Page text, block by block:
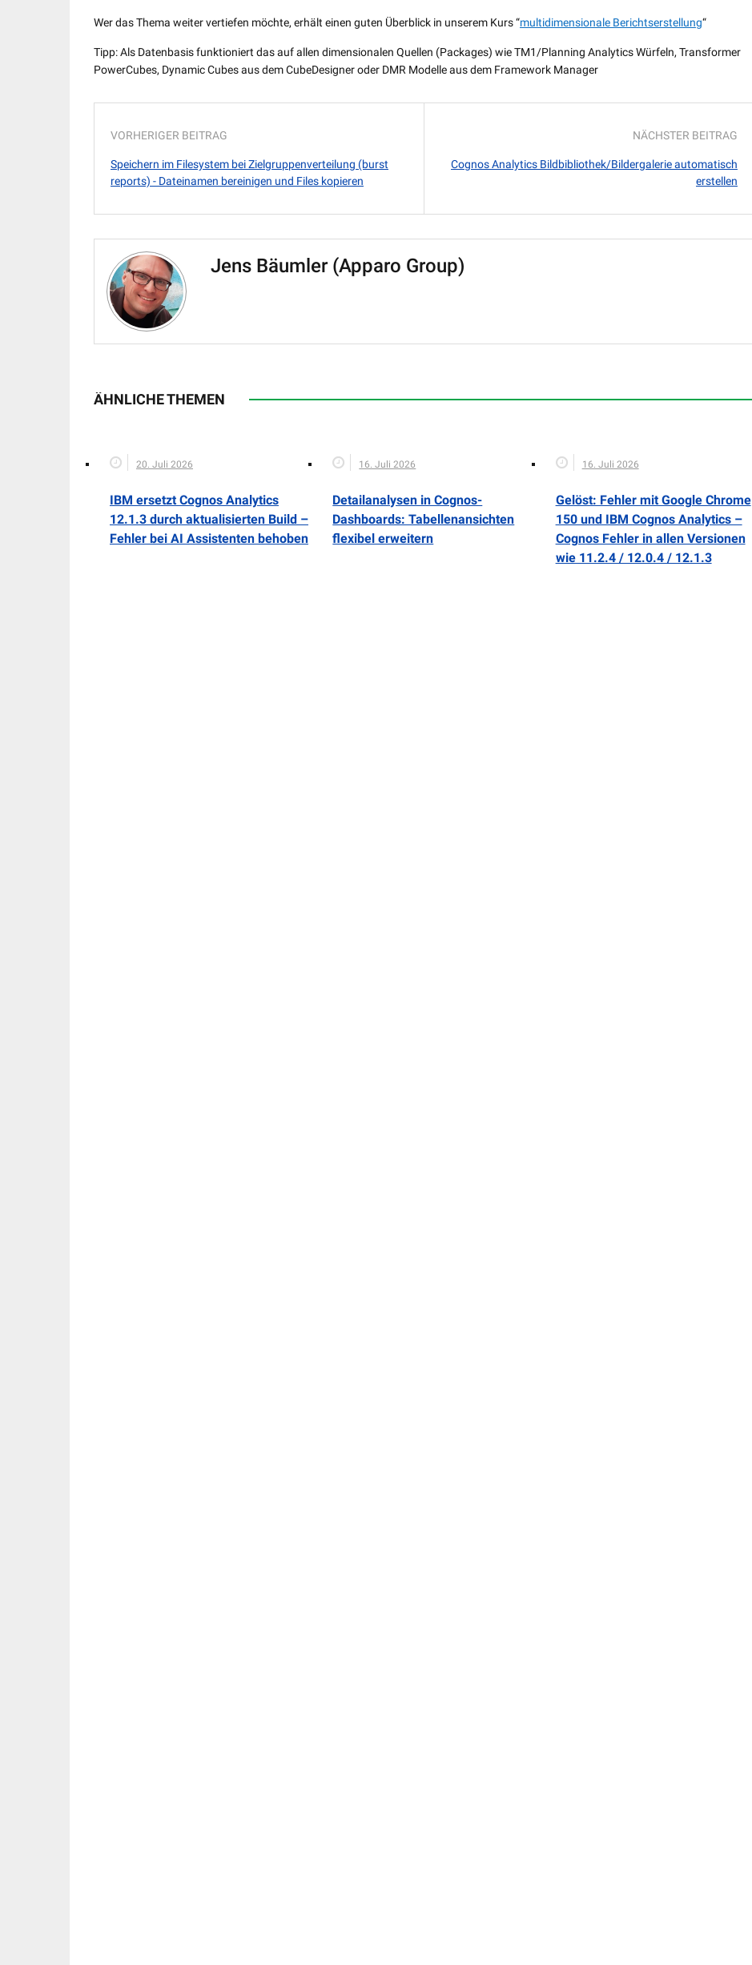
Wer das Thema weiter vertiefen möchte, erhält einen guten Überblick in unserem Kurs “multidimensionale Berichtserstellung“
Tipp: Als Datenbasis funktioniert das auf allen dimensionalen Quellen (Packages) wie TM1/Planning Analytics Würfeln, Transformer
PowerCubes, Dynamic Cubes aus dem CubeDesigner oder DMR Modelle aus dem Framework Manager
VORHERIGER BEITRAG
Speichern im Filesystem bei Zielgruppenverteilung (burst
reports) - Dateinamen bereinigen und Files kopieren
NÄCHSTER BEITRAG
Cognos Analytics Bildbibliothek/Bildergalerie automatisch
erstellen
Jens Bäumler (Apparo Group)
ÄHNLICHE THEMEN
20. Juli 2026
IBM ersetzt Cognos Analytics
12.1.3 durch aktualisierten Build –
Fehler bei AI Assistenten behoben
16. Juli 2026
Detailanalysen in Cognos-
Dashboards: Tabellenansichten
flexibel erweitern
16. Juli 2026
Gelöst: Fehler mit Google Chrome
150 und IBM Cognos Analytics –
Cognos Fehler in allen Versionen
wie 11.2.4 / 12.0.4 / 12.1.3